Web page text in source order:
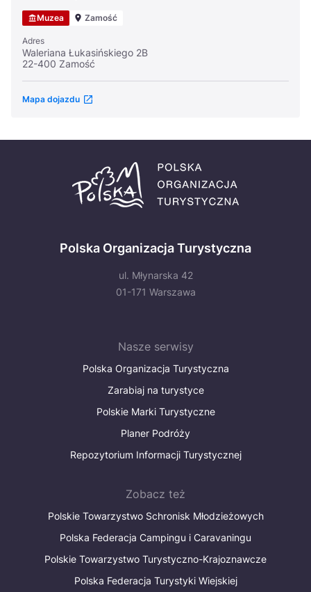
Muzea Zamość
Adres
Waleriana Łukasińskiego 2B
22-400 Zamość
Mapa dojazdu
Polska Organizacja Turystyczna
ul. Młynarska 42
01-171 Warszawa
Nasze serwisy
Polska Organizacja Turystyczna
Zarabiaj na turystyce
Polskie Marki Turystyczne
Planer Podróży
Repozytorium Informacji Turystycznej
Zobacz też
Polskie Towarzystwo Schronisk Młodzieżowych
Polska Federacja Campingu i Caravaningu
Polskie Towarzystwo Turystyczno-Krajoznawcze
Polska Federacja Turystyki Wiejskiej